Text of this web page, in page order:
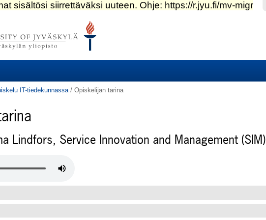
IT-tiedekunnassa /Opiskelijan tarina
Lindfors, Service Innovation and Management (SIM)